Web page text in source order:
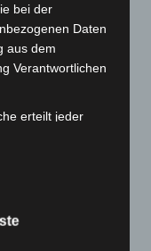
bei der
Daten
aus dem
Verantwortlichen
erteilt jeder
über die
oder Hinweis der